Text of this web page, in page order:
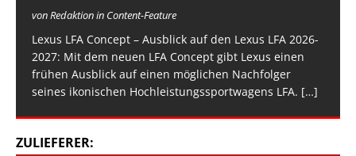
von Redaktion in Content-Feature
Lexus LFA Concept – Ausblick auf den Lexus LFA 2026-
2027: Mit dem neuen LFA Concept gibt Lexus einen
frühen Ausblick auf einen möglichen Nachfolger
seines ikonischen Hochleistungssportwagens LFA. […]
ZULIEFERER: